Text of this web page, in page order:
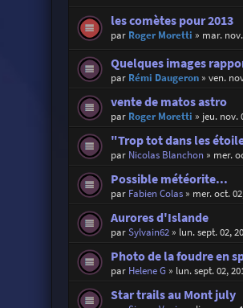
les comètes pour 2013
par Roger Moretti » mar.
Quelques images
par Rémi Daugeron» ven.
vente de matos astro
par Roger Moretti » jeu. nov.
"Trop tot dans les
par Nicolas Blanchon» mer.
Possible météorite...
par Fabien Colas» mer. oct.
Aurores d'Islande
parSylvain62» lun. sept. 02,
Photo de la foudre en
par Helene G» lun. sept. 02,
Star trails au Mont july